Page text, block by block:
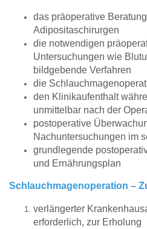
das präoperative
Adipositaschirurgen
die notwendigen
Untersuchungen wie
bildgebende Verfahren
die
den Klinikaufenthalt
unmittelbar nach der
postoperative
Nachuntersuchungen im
grundlegende
und Ernährungsplan
Schlauchmagenoperation –
verlängerter
erforderlich, zur Erholung